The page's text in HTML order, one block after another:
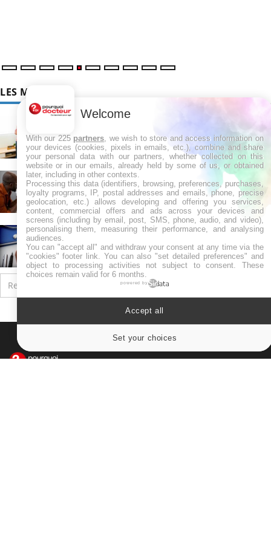
LES MALADIES
Hypotension orthostatique : quand la pression
Drépanocytose : une déformation des globules
rouges aux conséquences graves
Maladie de Charcot (Sclérose latérale
Welcome
With our 225 partners , we wish to store and access information on
your devices (cookies, pixels in emails, etc.), combine and share
your personal data with our partners, whether collected on this
website or in our emails, already held by some of us, or obtained
later, including in other contexts.
Processing this data (identifiers, browsing, preferences, purchases,
loyalty programs, IP, postal addresses and emails, phone, precise
geolocation, etc.) allows developing and offering you services,
content, commercial offers and ads across your devices and
screens (including by email, post, SMS, phone, audio, and video),
personalising them, measuring their performance, and analysing
audiences.
You can "accept all" and withdraw your consent at any time via the
"cookies" footer link . You can also "set detailed preferences" and
object to processing activities not subject to consent. These
choices remain valid for 6 months.
powered by
Set your choices
Accept all